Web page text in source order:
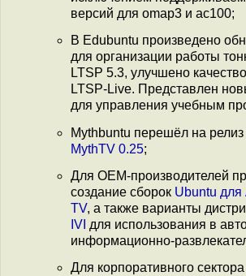
версий для omap3 и ac100;
В Edubuntu произведено
для организации работы
LTSP 5.3, улучшено
LTSP-Live. Представлен
для управления учебным
Mythbuntu перешёл на
MythTV 0.25;
Для OEM-производителей
создание сборок Ubuntu для
TV, а также варианты
IVI для использования в
информационно-
Для корпоративного сектора